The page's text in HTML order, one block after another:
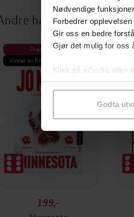
Nødvendige
Forbedrer
Gir oss en bedre
Gjør det mulig for oss
Klikk på «Godta alle»
samtykke til
Godta
har også kjøpt
Premium
Vinner av Rivertonprisen
199,-